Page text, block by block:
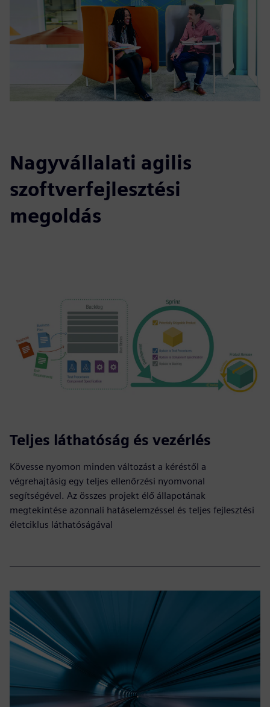
Nagyvállalati agilis
szoftverfejlesztési
megoldás
Teljes láthatóság és vezérlés
Kövesse nyomon minden változást a kéréstől a
végrehajtásig egy teljes ellenőrzési nyomvonal
segítségével. Az összes projekt élő állapotának
megtekintése azonnali hatáselemzéssel és teljes fejlesztési
életciklus láthatóságával